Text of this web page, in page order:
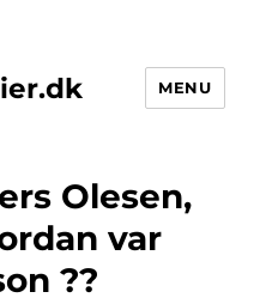
MENU
Olesen,
var
??